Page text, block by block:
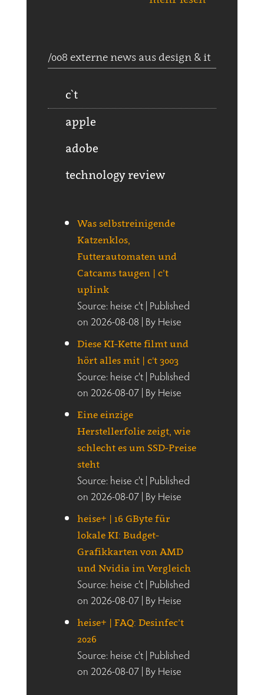
/008 externe news aus design & it
c`t
apple
adobe
technology review
Was selbstreinigende
Katzenklos,
Futterautomaten und
Catcams taugen | c’t
uplink
Source: heise c't Published
on 2026-08-08 By Heise
Diese KI-Kette filmt und
hört alles mit | c't 3003
Source: heise c't Published
on 2026-08-07 By Heise
Eine einzige
Herstellerfolie zeigt, wie
schlecht es um SSD-Preise
steht
Source: heise c't Published
on 2026-08-07 By Heise
heise+ | 16 GByte für
lokale KI: Budget-
Grafikkarten von AMD
und Nvidia im Vergleich
Source: heise c't Published
on 2026-08-07 By Heise
heise+ | FAQ: Desinfec’t
2026
Source: heise c't Published
on 2026-08-07 By Heise